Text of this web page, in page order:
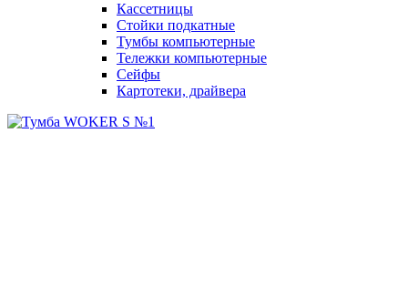
Кассетницы
Стойки подкатные
Тумбы компьютерные
Тележки компьютерные
Сейфы
Картотеки, драйвера